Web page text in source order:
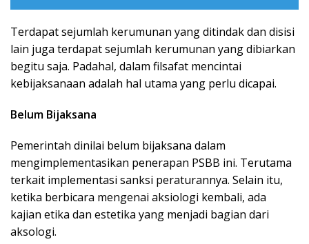
Terdapat sejumlah kerumunan yang ditindak dan disisi
lain juga terdapat sejumlah kerumunan yang dibiarkan
begitu saja. Padahal, dalam filsafat mencintai
kebijaksanaan adalah hal utama yang perlu dicapai.
Belum Bijaksana
Pemerintah dinilai belum bijaksana dalam
mengimplementasikan penerapan PSBB ini. Terutama
terkait implementasi sanksi peraturannya. Selain itu,
ketika berbicara mengenai aksiologi kembali, ada
kajian etika dan estetika yang menjadi bagian dari
aksologi.